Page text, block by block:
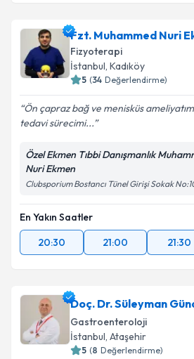
Fzt. Muhammed Nuri
Fizyoterapi
İstanbul, Kadıköy
5 (34 Değerlendirme)
Ön çapraz bağ ve menisküs
tedavi sürecimi...
Özel Ekmen Tıbbi Danışmanlık
Nuri Ekmen
Clubsporium Bostancı Tünel Girişi Sokak
En Yakın Saatler
20:30
21:00 21:30
Doç. Dr. Süleyman
Gastroenteroloji
İstanbul, Ataşehir
5 (8 Değerlendirme)